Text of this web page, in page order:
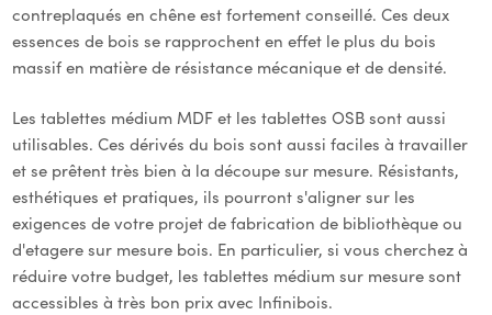
contreplaqués en chêne est fortement conseillé. Ces deux
essences de bois se rapprochent en effet le plus du bois
massif en matière de résistance mécanique et de densité.
Les tablettes médium MDF et les tablettes OSB sont aussi
utilisables. Ces dérivés du bois sont aussi faciles à travailler
et se prêtent très bien à la découpe sur mesure. Résistants,
esthétiques et pratiques, ils pourront s'aligner sur les
exigences de votre projet de fabrication de bibliothèque ou
d'etagere sur mesure bois. En particulier, si vous cherchez à
réduire votre budget, les tablettes médium sur mesure sont
accessibles à très bon prix avec Infinibois.